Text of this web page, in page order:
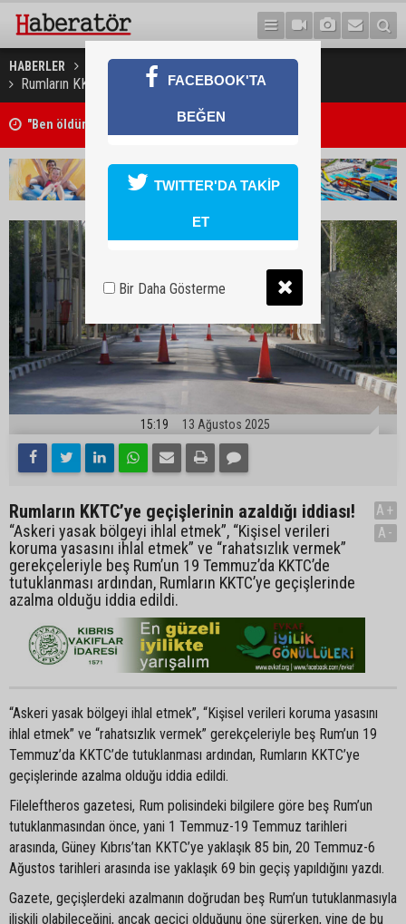
HABERLER GÜNEY KIBRIS
Rumların KKTC’ye geçişlerinin azaldığı iddiası!
"Ben öldürdüm"
15:19 13 Ağustos 2025
Rumların KKTC’ye geçişlerinin azaldığı iddiası!
“Askeri yasak bölgeyi ihlal etmek”, “Kişisel verileri
koruma yasasını ihlal etmek” ve “rahatsızlık vermek”
gerekçeleriyle beş Rum’un 19 Temmuz’da KKTC’de
tutuklanması ardından, Rumların KKTC’ye geçişlerinde
azalma olduğu iddia edildi.
A+
A-
“Askeri yasak bölgeyi ihlal etmek”, “Kişisel verileri koruma yasasını
ihlal etmek” ve “rahatsızlık vermek” gerekçeleriyle beş Rum’un 19
Temmuz’da KKTC’de tutuklanması ardından, Rumların KKTC’ye
geçişlerinde azalma olduğu iddia edildi.
Fileleftheros gazetesi, Rum polisindeki bilgilere göre beş Rum’un
tutuklanmasından önce, yani 1 Temmuz-19 Temmuz tarihleri
arasında, Güney Kıbrıs’tan KKTC’ye yaklaşık 85 bin, 20 Temmuz-6
Ağustos tarihleri arasında ise yaklaşık 69 bin geçiş yapıldığını yazdı.
Gazete, geçişlerdeki azalmanın doğrudan beş Rum’un tutuklanmasıyla
ilişkili olabileceğini, ancak geçici olduğunu öne sürerken, yine de bu
FACEBOOK'TA
BEĞEN
TWITTER'DA TAKİP
ET
Bir Daha Gösterme